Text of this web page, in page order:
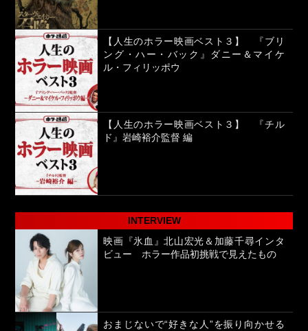
【人生のホラー映画ベスト３】 『ブリ
ング・ハー・バック』ダニー＆マイケ
ル・フィリッポウ
【人生のホラー映画ベスト３】 『チル
ド』岩崎裕介監督 編
INTERVIEW
映画『氷血』北山宏光＆加藤千尋インタ
ビュー ホラー作品初挑戦で見えたもの
おまじないで“好きな人”を振り向かせる